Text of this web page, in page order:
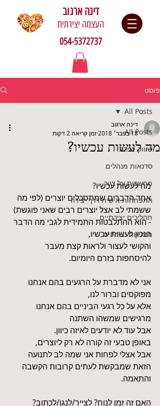
דינה ארגוב
העצמה יצירתית
054-5372737
פוסט
All Posts
שיווק יצירתי
סדנאות מנהלים
מחשבות על ציור
התפתחות אישית דרך יצירה
תהליכים יצירתיים
מנהיגות יצירתית
All Posts
מה לעשות עכשיו?
דינה ארגוב
18 בפבר׳ 2018
זמן קריאה 2 דקות
מה לעשות עכשיו?
אחד הדברים שמתסכלים יוצרים (לפי מה
ששמתי לב אצל יוצרים רבים שאני פוגשת)
- הוא ההתלבטות התמידית לגבי מה הדבר
הנכון לעשות עכשיו,
והקושי לעצור ולראות קצת מעבר
להיסחפות בזרם היומיום.
אני לא מדברת על הרגעים בהם אנחנו
מפוקסים וברור לנו,
אלא על כל רגעי הביניים בהם אנחנו
מרגישים שמשהו השתנה
אבל עוד לא יודעים לאיזה כיוון.
באופן טבעי זה קורה לא רק ליוצרים,
אבל אצלי לפחות אני שמה לב לתנועה
הזאת שמבקשת לעתים קרובות הקשבה
והתאמה.
האם זה זמן לנוח? לצייר/לנגן/לכתוב?